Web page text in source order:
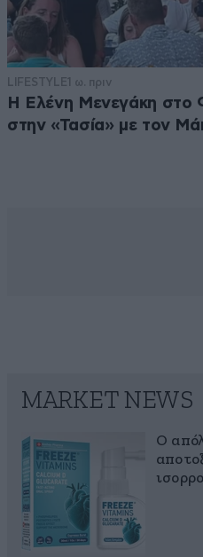
LIFESTYLE1 ω. πριν
Η Ελένη Μενεγάκη στο
στην «Τασία» με τον
MARKET NEWS
Ο